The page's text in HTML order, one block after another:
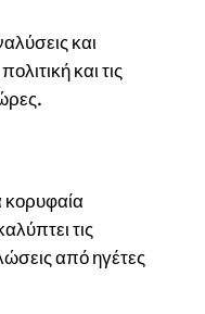
και
και τις
κορυφαία
τις
από ηγέτες